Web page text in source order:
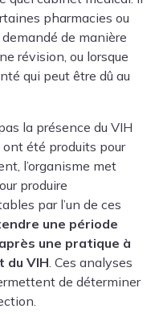
pharmacies ou
de manière
révision, ou lorsque
qui peut être dû au
la présence du VIH
été produits pour
l’organisme met
produire
par l’un de ces
une période
une pratique à
du VIH. Ces analyses
de déterminer